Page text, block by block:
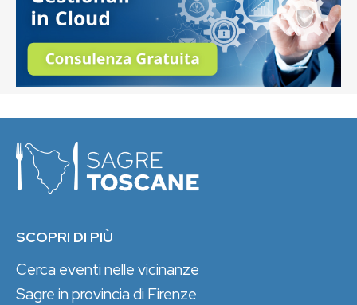
SCOPRI DI PIÙ
Cerca eventi nelle vicinanze
Sagre in provincia di Firenze